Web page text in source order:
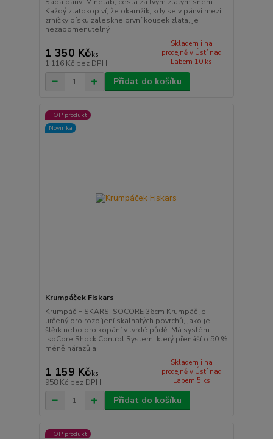
Každý zlatokop ví, že okamžik, kdy se v pánvi mezi
zrníčky písku zaleskne první kousek zlata, je
nezapomenutelný.
1 350 Kč/ks
1 116 Kč bez DPH
Skladem i na
prodejně v Ústí nad
Labem 10 ks
Přidat do košíku
TOP produkt
Novinka
Krumpáček Fiskars
Krumpáč FISKARS ISOCORE 36cm Krumpáč je
určený pro rozbíjení skalnatých povrchů, jako je
štěrk nebo pro kopání v tvrdé půdě. Má systém
IsoCore Shock Control System, který přenáší o 50 %
méně nárazů a...
1 159 Kč/ks
958 Kč bez DPH
Skladem i na
prodejně v Ústí nad
Labem 5 ks
Přidat do košíku
TOP produkt